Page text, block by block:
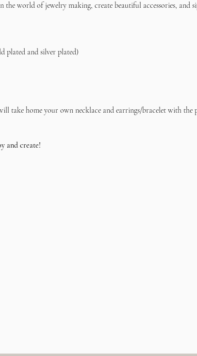
the world of jewelry making, create beautiful accessories, and
plated and silver plated)
take home your own necklace and earrings/bracelet with
and create!